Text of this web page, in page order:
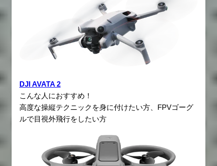
DJI AVATA 2
こんな人におすすめ！
高度な操縦テクニックを身に付けたい方、FPVゴーグ
ルで目視外飛行をしたい方